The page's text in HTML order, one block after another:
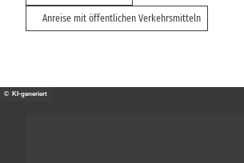
Anreise mit öffentlichen Verkehrsmitteln
© KI-generiert